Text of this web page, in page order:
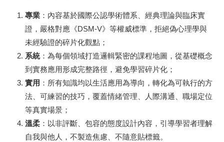
專業 ：內容基於國際公認學術體系、經典理論與臨床實
證，嚴格對應《DSM-V》等權威標準，拒絕偽心理學與
未經驗證的碎片化觀點；
系統：為每個領域打造邏輯緊密的課程地圖，從基礎概念
到實務應用形成完整路徑，避免學習碎片化；
實用 ：所有知識均以生活應用為導向，轉化為可執行的方
法、可練習的技巧，覆蓋情緒管理、人際溝通、職場定位
等真實場景；
溫柔 ：以非評斷、包容的態度設計內容，引導學習者理解
自我與他人，不製造焦慮、不隨意貼標籤。